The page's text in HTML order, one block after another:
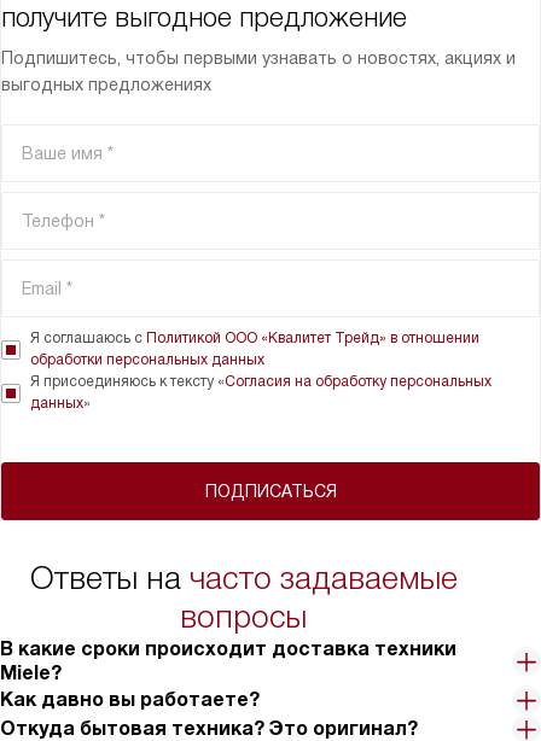
получите выгодное предложение
Подпишитесь, чтобы первыми узнавать о новостях, акциях и
выгодных предложениях
ПОДПИСАТЬСЯ
Я соглашаюсь с Политикой ООО «Квалитет Трейд» в отношении
обработки персональных данных
Я присоединяюсь к тексту «Согласия на обработку персональных
данных»
Ответы на часто задаваемые
вопросы
В какие сроки происходит доставка техники
Miele?
Как давно вы работаете?
Откуда бытовая техника? Это оригинал?